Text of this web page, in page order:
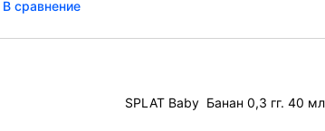
В сравнение
SPLAT Baby Банан 0,3 гг. 40